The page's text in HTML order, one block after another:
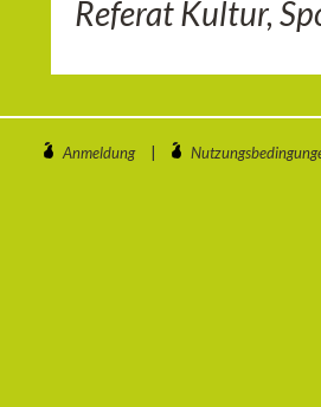
Referat Kultur,
Anmeldung